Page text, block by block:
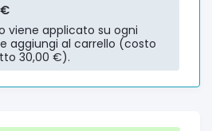
viene applicato su ogni
aggiungi al carrello (costo
30,00 €).